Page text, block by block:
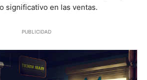
significativo en las ventas.
PUBLICIDAD